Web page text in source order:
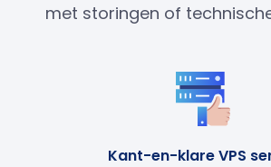
met storingen of
Kant-en-klare VPS